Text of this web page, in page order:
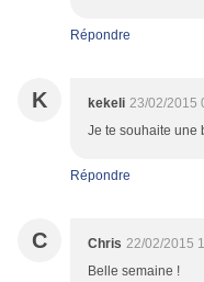
Répondre
K kekeli 23/02/2015
Je te souhaite une
Répondre
C Chris 22/02/2015
Belle semaine !